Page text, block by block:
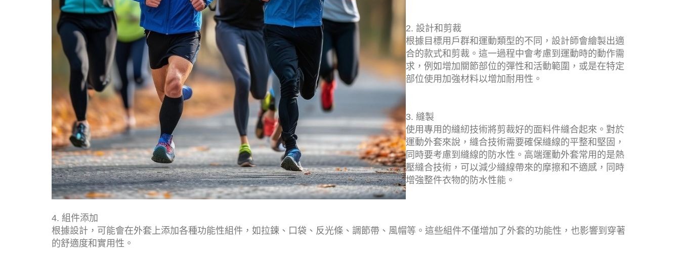
2. 設計和剪裁
根據目標用戶群和運動類型的不同，設計師會繪製出適
合的款式和剪裁。這一過程中會考慮到運動時的動作需
求，例如增加關節部位的彈性和活動範圍，或是在特定
部位使用加強材料以增加耐用性。
3. 縫製
使用專用的縫紉技術將剪裁好的面料件縫合起來。對於
運動外套來說，縫合技術需要確保縫線的平整和堅固，
同時要考慮到縫線的防水性。高端運動外套常用的是熱
壓縫合技術，可以減少縫線帶來的摩擦和不適感，同時
增強整件衣物的防水性能。
4. 組件添加
根據設計，可能會在外套上添加各種功能性組件，如拉鍊、口袋、反光條、調節帶、風帽等。這些組件不僅增加了外套的功能性，也影響到穿著
的舒適度和實用性。